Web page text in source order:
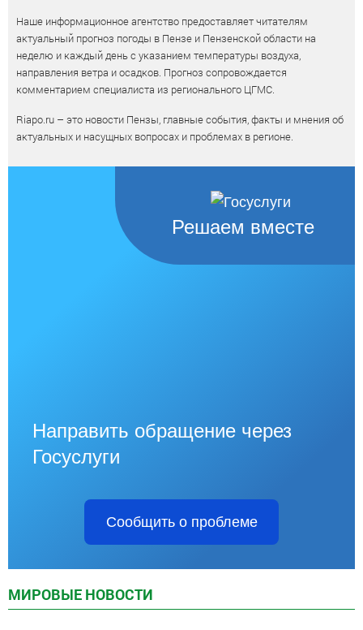
Наше информационное агентство предоставляет читателям
актуальный прогноз погоды в Пензе и Пензенской области на
неделю и каждый день с указанием температуры воздуха,
направления ветра и осадков. Прогноз сопровождается
комментарием специалиста из регионального ЦГМС.
Riapo.ru – это новости Пензы, главные события, факты и мнения об
актуальных и насущных вопросах и проблемах в регионе.
Решаем вместе
Направить обращение через
Госуслуги
Сообщить о проблеме
МИРОВЫЕ НОВОСТИ